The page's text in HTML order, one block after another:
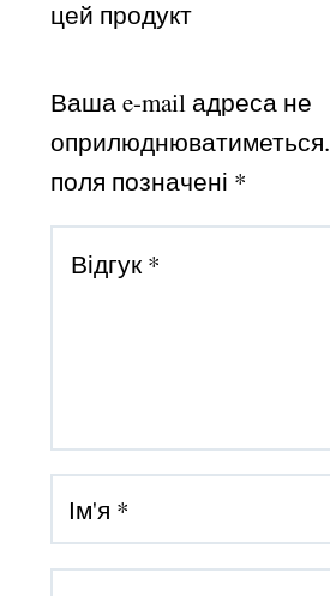
цей продукт
Ваша e-mail адреса не
оприлюднюватиметься.
поля позначені *